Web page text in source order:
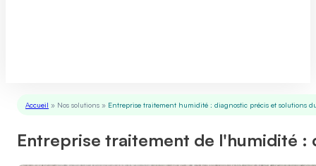
Accueil » Nos solutions » Entreprise traitement humidité : diagnostic précis et solutions
Entreprise traitement de l'humidité